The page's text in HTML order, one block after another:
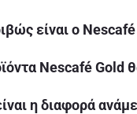
είναι ο
Nescafé Gold
η διαφορά